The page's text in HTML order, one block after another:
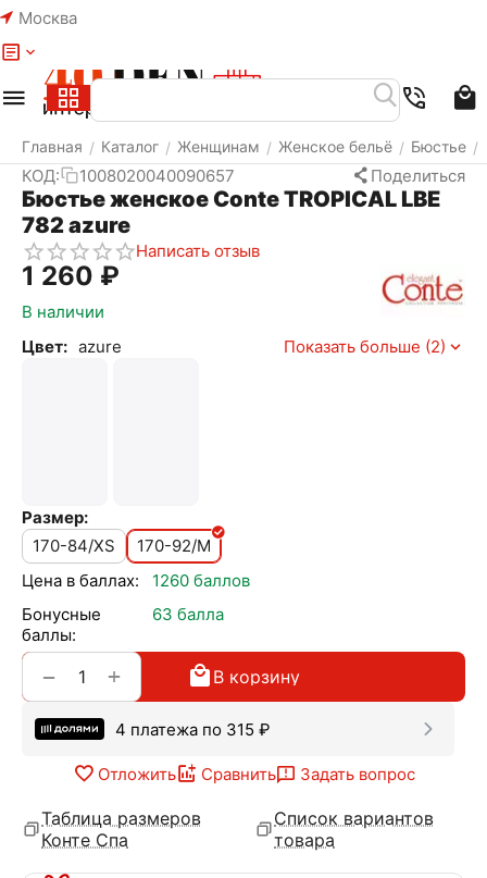
Москва
Главная / Каталог / Женщинам / Женское бельё / Бюстье /
КОД: 1008020040090657 Поделиться
Бюстье женское Conte TROPICAL LBE
782 azure
Написать отзыв
1 260 ₽
В наличии
Цвет: azure Показать больше (2)
Размер:
170-84/XS
170-92/M
Цена в баллах:
1260 баллов
Бонусные
баллы:
63 балла
+
− В корзину
4 платежа по 315 ₽
Отложить Сравнить Задать вопрос
Таблица размеров
Конте Спа
Список вариантов
товара
Меню